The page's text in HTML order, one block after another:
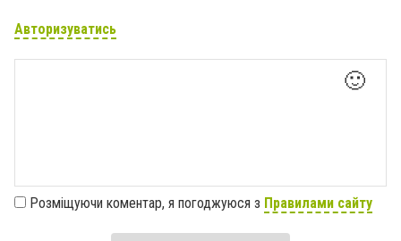
Авторизуватись
🙂
Розміщуючи коментар, я погоджуюся з Правилами сайту